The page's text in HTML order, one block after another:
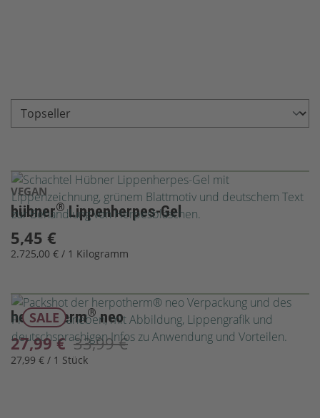
VEGAN
hübner®Lippenherpes-Gel
5,45 €
2.725,00 € / 1 Kilogramm
SALE
herpotherm®neo
27,99 €33,99 €
27,99 € / 1 Stück